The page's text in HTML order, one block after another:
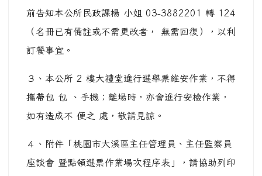
前告知本公所民政課楊 小姐 03-3882201 轉 124
（名冊已有備註或不需更改者， 無需回復），以利
訂餐事宜。
３、本公所 2 樓大禮堂進行選舉票維安作業，不得
攜帶包 包 、手機；離場時，亦會進行安檢作業，
如有造成不 便之 處，敬請見諒。
４、附件「桃園市大溪區主任管理員、主任監察員
座談會 暨點領選票作業場次程序表」，請協助列印